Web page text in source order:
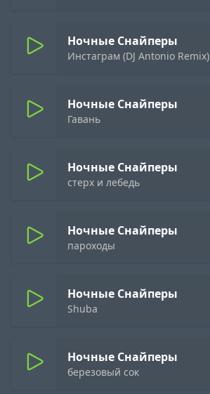
Ночные Снайперы
Инстаграм (DJ Antonio Remix)
Ночные Снайперы
Гавань
Ночные Снайперы
стерх и лебедь
Ночные Снайперы
пароходы
Ночные Снайперы
Shuba
Ночные Снайперы
березовый сок